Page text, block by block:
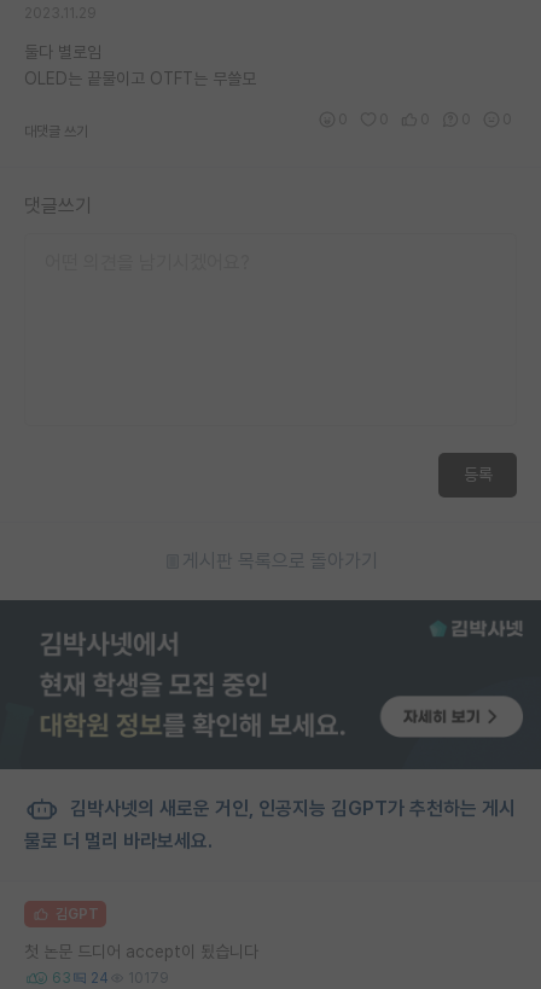
둘다 별로임
OLED는 끝물이고 OTFT는 무쓸모
대댓글 쓰기
댓글쓰기
등록
게시판 목록으로 돌아가기
김박사넷의 새로운 거인, 인공지능 김GPT가 추천하는 게시
물로 더 멀리 바라보세요.
김GPT
첫 논문 드디어 accept이 됬습니다
63 24 10179